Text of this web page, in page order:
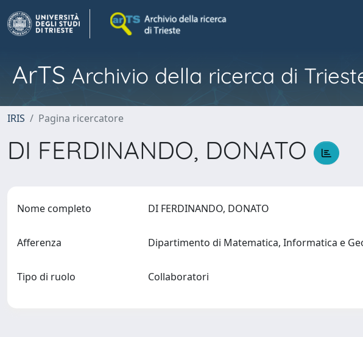
ArTS Archivio della ricerca di
IRIS Pagina ricercatore
DI FERDINANDO, DONATO
Nome completo DI FERDINANDO, DONATO
Afferenza Dipartimento di Matematica, Informatica e
Tipo di ruolo Collaboratori